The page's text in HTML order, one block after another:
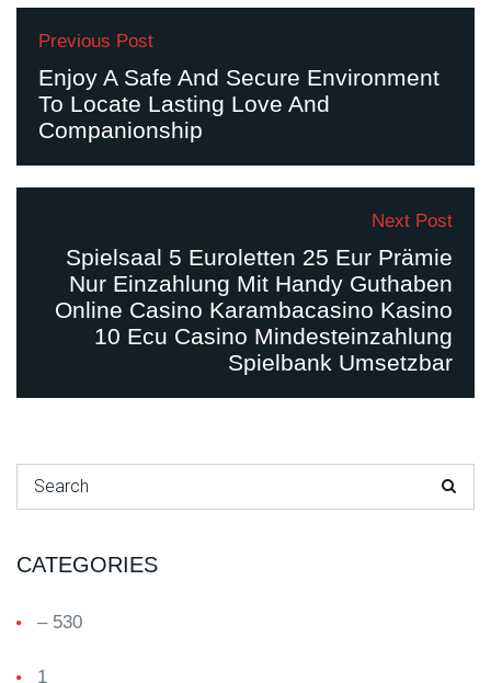
Previous Post
Enjoy A Safe And Secure Environment
To Locate Lasting Love And
Companionship
Next Post
Spielsaal 5 Euroletten 25 Eur Prämie
Nur Einzahlung Mit Handy Guthaben
Online Casino Karambacasino Kasino
10 Ecu Casino Mindesteinzahlung
Spielbank Umsetzbar
Search for:
CATEGORIES
– 530
1